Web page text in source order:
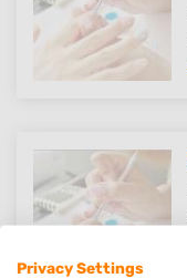
Privacy Settings